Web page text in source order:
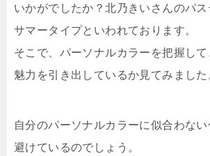
いかがでしたか？北乃きいさんのパス
サマータイプといわれております。
そこで、パーソナルカラーを把握し
魅力を引き出しているか見てみました
自分のパーソナルカラーに似合わな
避けているのでしょう。